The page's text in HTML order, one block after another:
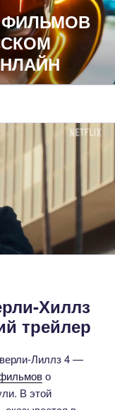
Хиллз
трейлер
Лиллз 4 —
о
В этой